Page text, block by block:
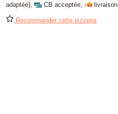
adaptée), CB acceptée, livraison
Recommander cette pizzeria